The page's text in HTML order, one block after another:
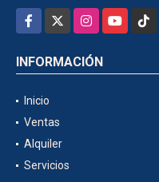
Facebook
InstagramYouTubeTikTok
INFORMACIÓN
Inicio
Ventas
Alquiler
Servicios